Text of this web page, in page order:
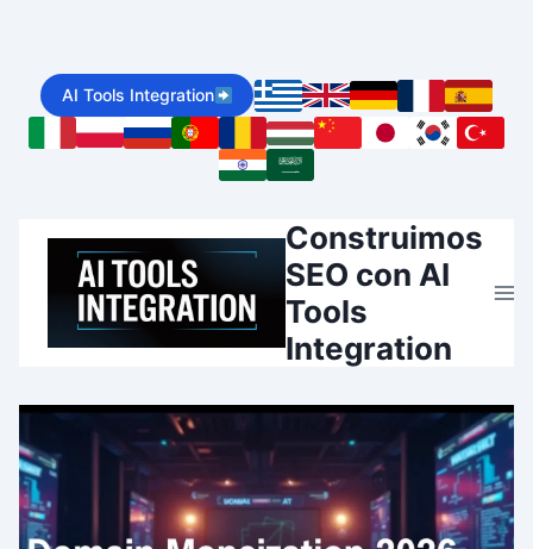
content
AI Tools Integration
Construimos
SEO con AI
Tools
Integration